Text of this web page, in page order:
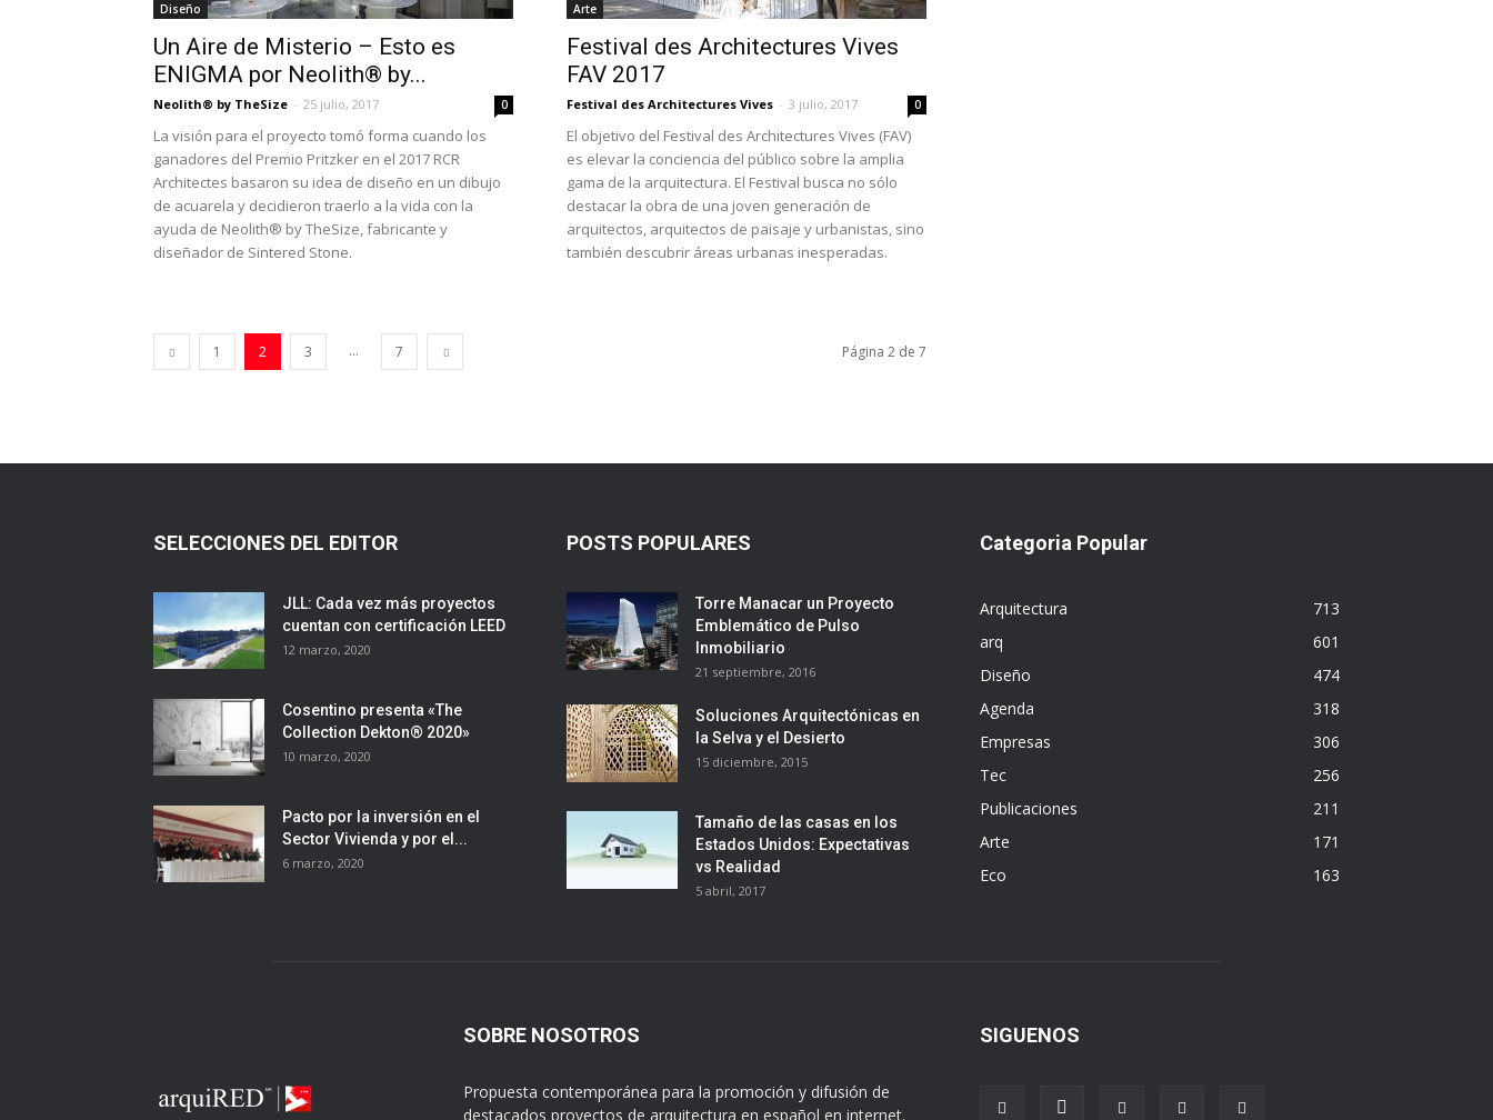
Diseño
Un Aire de Misterio – Esto es
ENIGMA por Neolith® by...
Neolith® by TheSize - 25 julio, 2017 0
La visión para el proyecto tomó forma cuando los
ganadores del Premio Pritzker en el 2017 RCR
Architectes basaron su idea de diseño en un dibujo
de acuarela y decidieron traerlo a la vida con la
ayuda de Neolith® by TheSize, fabricante y
diseñador de Sintered Stone.
Arte
Festival des Architectures Vives
FAV 2017
Festival des Architectures Vives - 3 julio, 2017 0
El objetivo del Festival des Architectures Vives (FAV)
es elevar la conciencia del público sobre la amplia
gama de la arquitectura. El Festival busca no sólo
destacar la obra de una joven generación de
arquitectos, arquitectos de paisaje y urbanistas, sino
también descubrir áreas urbanas inesperadas.
1 2 3 ... 7 Página 2 de 7
SELECCIONES DEL EDITOR
JLL: Cada vez más proyectos
cuentan con certificación LEED
12 marzo, 2020
Cosentino presenta «The
Collection Dekton® 2020»
10 marzo, 2020
Pacto por la inversión en el
Sector Vivienda y por el...
6 marzo, 2020
POSTS POPULARES
Torre Manacar un Proyecto
Emblemático de Pulso
Inmobiliario
21 septiembre, 2016
Soluciones Arquitectónicas en
la Selva y el Desierto
15 diciembre, 2015
Tamaño de las casas en los
Estados Unidos: Expectativas
vs Realidad
5 abril, 2017
Categoria Popular
Arquitectura
713
arq
601
Diseño
474
Agenda
318
Empresas
306
Tec
256
Publicaciones
211
Arte
171
Eco
163
SOBRE NOSOTROS
Propuesta contemporánea para la promoción y difusión de
destacados proyectos de arquitectura en español en internet.
SIGUENOS